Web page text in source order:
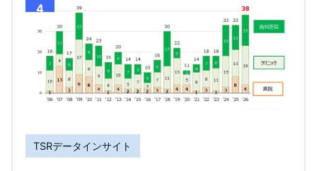
4
TSRデータインサイト